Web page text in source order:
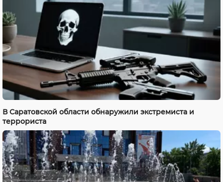
В Саратовской области обнаружили экстремиста и
террориста